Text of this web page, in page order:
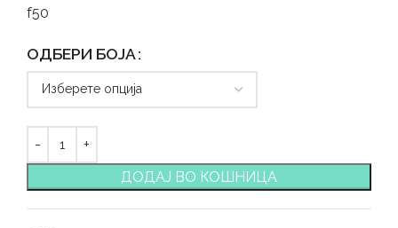
f50
ОДБЕРИ БОЈА
ДОДАЈ ВО КОШНИЦА